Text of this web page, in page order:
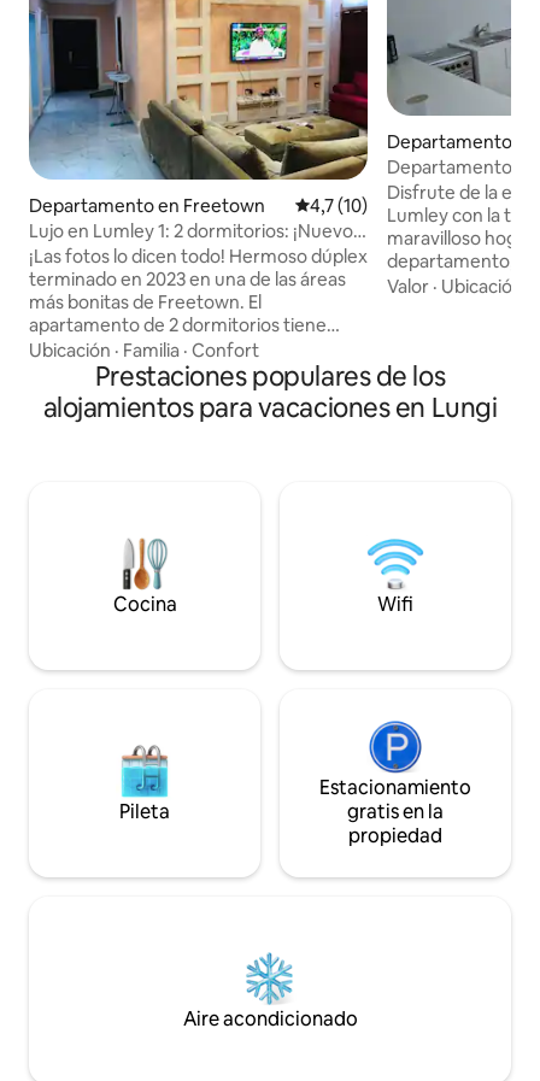
Departamento en Freetown Calificación promedio: 4,7 de
4,7 (10)
Lujo en Lumley 1: 2 dormitorios: ¡Nuevo
precio más bajo!
¡Las fotos lo dicen todo! Hermoso dúplex
terminado en 2023 en una de las áreas
más bonitas de Freetown. El
apartamento de 2 dormitorios tiene
camas tamaño king en ambas
habitaciones y 2 baños completos. La
iluminación del acento y los techos
hechos a mano agregan singularidad. El
electricidad las 24 horas, los 7 días de la
semana, debido al sistema de luz en el
país. ¡También incluye entrada/valla
Ubicación · Familia · Confort
Departamento
Departamento
autónomo
Disfrute de la
Lumley con la
maravilloso
departamento,
sereno para
caliente y fría.
sofás, bar y
puede estar en el
en la temporada
Valor · Ubicación
Prestaciones populares de los
alojamientos para vacaciones en Lungi
Cocina Wifi
Pileta
Estacionamiento
gratis en la
propiedad
Aire acondicionado